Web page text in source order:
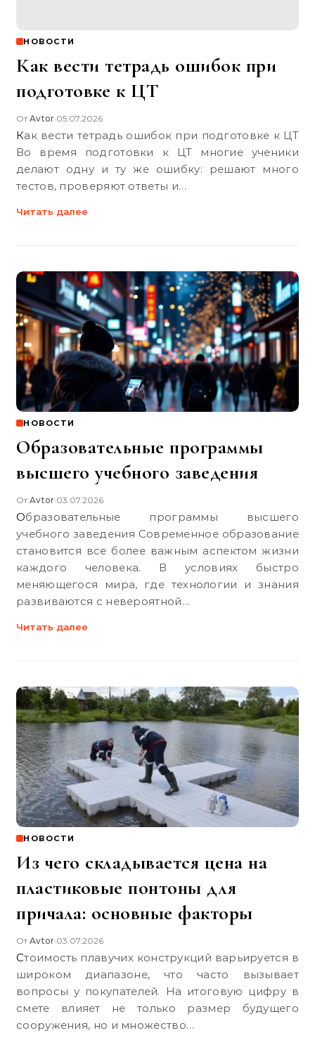
НОВОСТИ
Как вести тетрадь ошибок при
подготовке к ЦТ
ОтAvtor•05.07.2026
Как вести тетрадь ошибок при подготовке к ЦТ
Во время подготовки к ЦТ многие ученики
делают одну и ту же ошибку: решают много
тестов, проверяют ответы и…
Читать далее
НОВОСТИ
Образовательные программы
высшего учебного заведения
ОтAvtor•03.07.2026
Образовательные программы высшего
учебного заведения Современное образование
становится все более важным аспектом жизни
каждого человека. В условиях быстро
меняющегося мира, где технологии и знания
развиваются с невероятной…
Читать далее
НОВОСТИ
Из чего складывается цена на
пластиковые понтоны для
причала: основные факторы
ОтAvtor•03.07.2026
Стоимость плавучих конструкций варьируется в
широком диапазоне, что часто вызывает
вопросы у покупателей. На итоговую цифру в
смете влияет не только размер будущего
сооружения, но и множество…